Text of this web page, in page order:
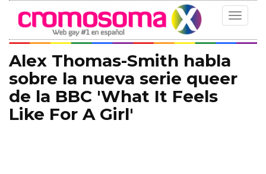
Toggle
Alex Thomas-Smith habla
sobre la nueva serie queer
de la BBC 'What It Feels
Like For A Girl'